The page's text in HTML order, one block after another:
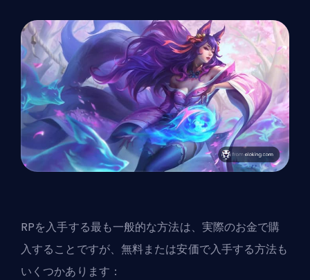
RPを入手する最も一般的な方法は、実際のお金で購
入することですが、無料または安価で入手する方法も
いくつかあります：